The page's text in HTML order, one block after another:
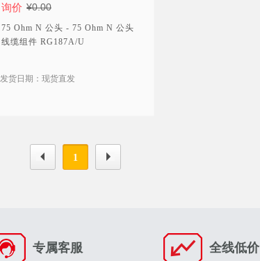
询价 ¥0.00
75 Ohm N 公头 - 75 Ohm N 公头
线缆组件 RG187A/U
发货日期：现货直发
1
专属客服 全线低价